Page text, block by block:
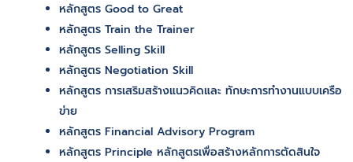
หลักสูตร Good to Great
หลักสูตร Train the Trainer
หลักสูตร Selling Skill
หลักสูตร Negotiation Skill
หลักสูตร การเสริมสร้างแนวคิดและ ทักษะการทำงานแบบเครือ
ข่าย
หลักสูตร Financial Advisory Program
หลักสูตร Principle หลักสูตรเพื่อสร้างหลักการตัดสินใจ